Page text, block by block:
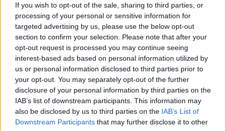
If you wish to opt-out of the sale, sharing to third parties, or
processing of your personal or sensitive information for
targeted advertising by us, please use the below opt-out
section to confirm your selection. Please note that after your
opt-out request is processed you may continue seeing
interest-based ads based on personal information utilized by
us or personal information disclosed to third parties prior to
your opt-out. You may separately opt-out of the further
disclosure of your personal information by third parties on the
IAB’s list of downstream participants. This information may
also be disclosed by us to third parties on the IAB’s List of
Downstream Participants that may further disclose it to other